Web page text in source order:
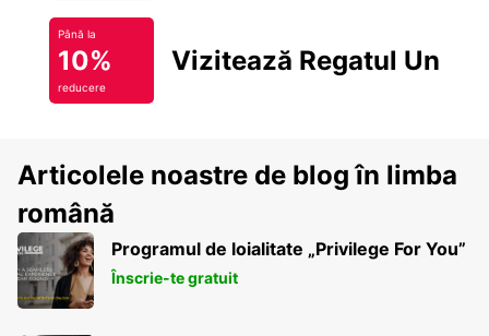
Până la
10%
reducere
Vizitează Regatul Unit
Articolele noastre de blog în limba
română
Programul de loialitate „Privilege For You”
Înscrie-te gratuit